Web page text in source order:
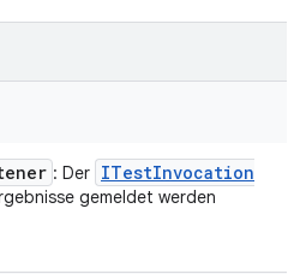
: Der ITestInvocation
gemeldet werden